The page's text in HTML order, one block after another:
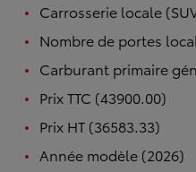
Carrosserie locale
Nombre de portes
Carburant primaire
Prix TTC (43900.00)
Prix HT (36583.33)
Année modèle (2026)